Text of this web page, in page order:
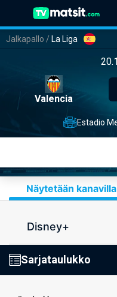
Jalkapallo / La Liga
Valencia
Estadio
Näytetään kanavilla
Disney+
Sarjataulukko